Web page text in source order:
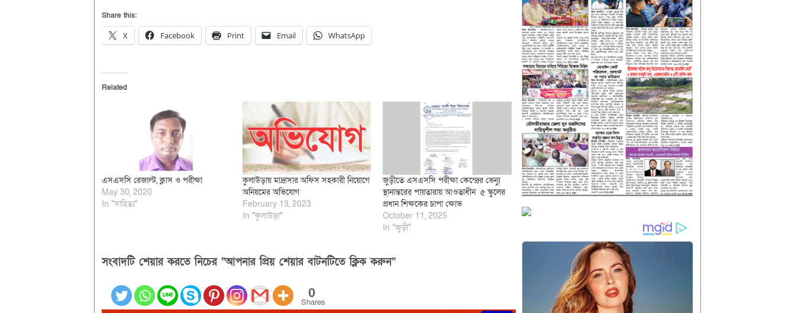
Share this:
X Facebook Print Email WhatsApp
Related
এসএসসি রেজাল্ট, ক্লাস ও পরীক্ষা
May 30, 2020
In "সাহিত্য"
কুলাউড়ায় মাদ্রাসার অফিস সহকারী নিয়োগে
অনিয়মের অভিযোগ
February 13, 2023
In "কুলাউড়া"
জুড়ীতে এসএসসি পরীক্ষা কেন্দ্রের ভেন্যু
স্থানান্তরের পায়তারায় আওতাধীন ৫ স্কুলের
প্রধান শিক্ষকের চাপা ক্ষোভ
October 11, 2025
In "জুড়ী"
সংবাদটি শেয়ার করতে নিচের “আপনার প্রিয় শেয়ার বাটনটিতে ক্লিক করুন”
0
Shares